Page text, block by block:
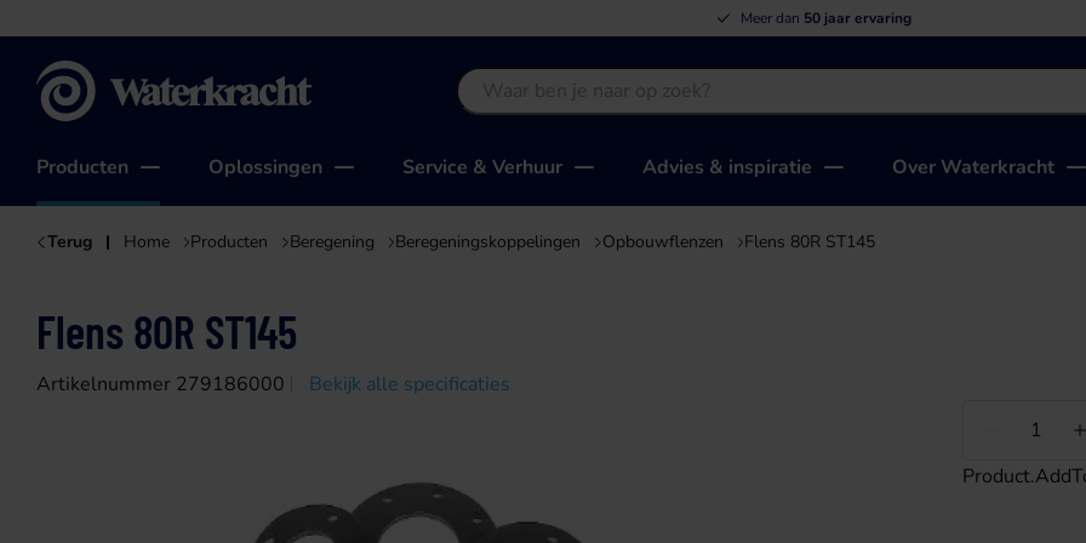
Meer dan 50 jaar ervaring
Producten Oplossingen Service & Verhuur Advies & inspiratie Over Waterkracht
Terug Home Producten Beregening Beregeningskoppelingen Opbouwflenzen Flens 80R ST145
Flens 80R ST145
Artikelnummer 279186000 Bekijk alle specificaties
Minder